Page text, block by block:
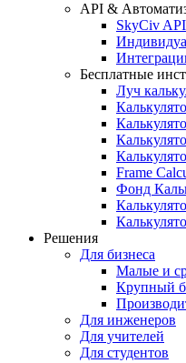
API &
SkyCiv API
Бесплатные
Луч
Frame
Фонд
Решения
Для бизнеса
Малые и
Крупный
Для инженеров
Для учителей
Для студентов